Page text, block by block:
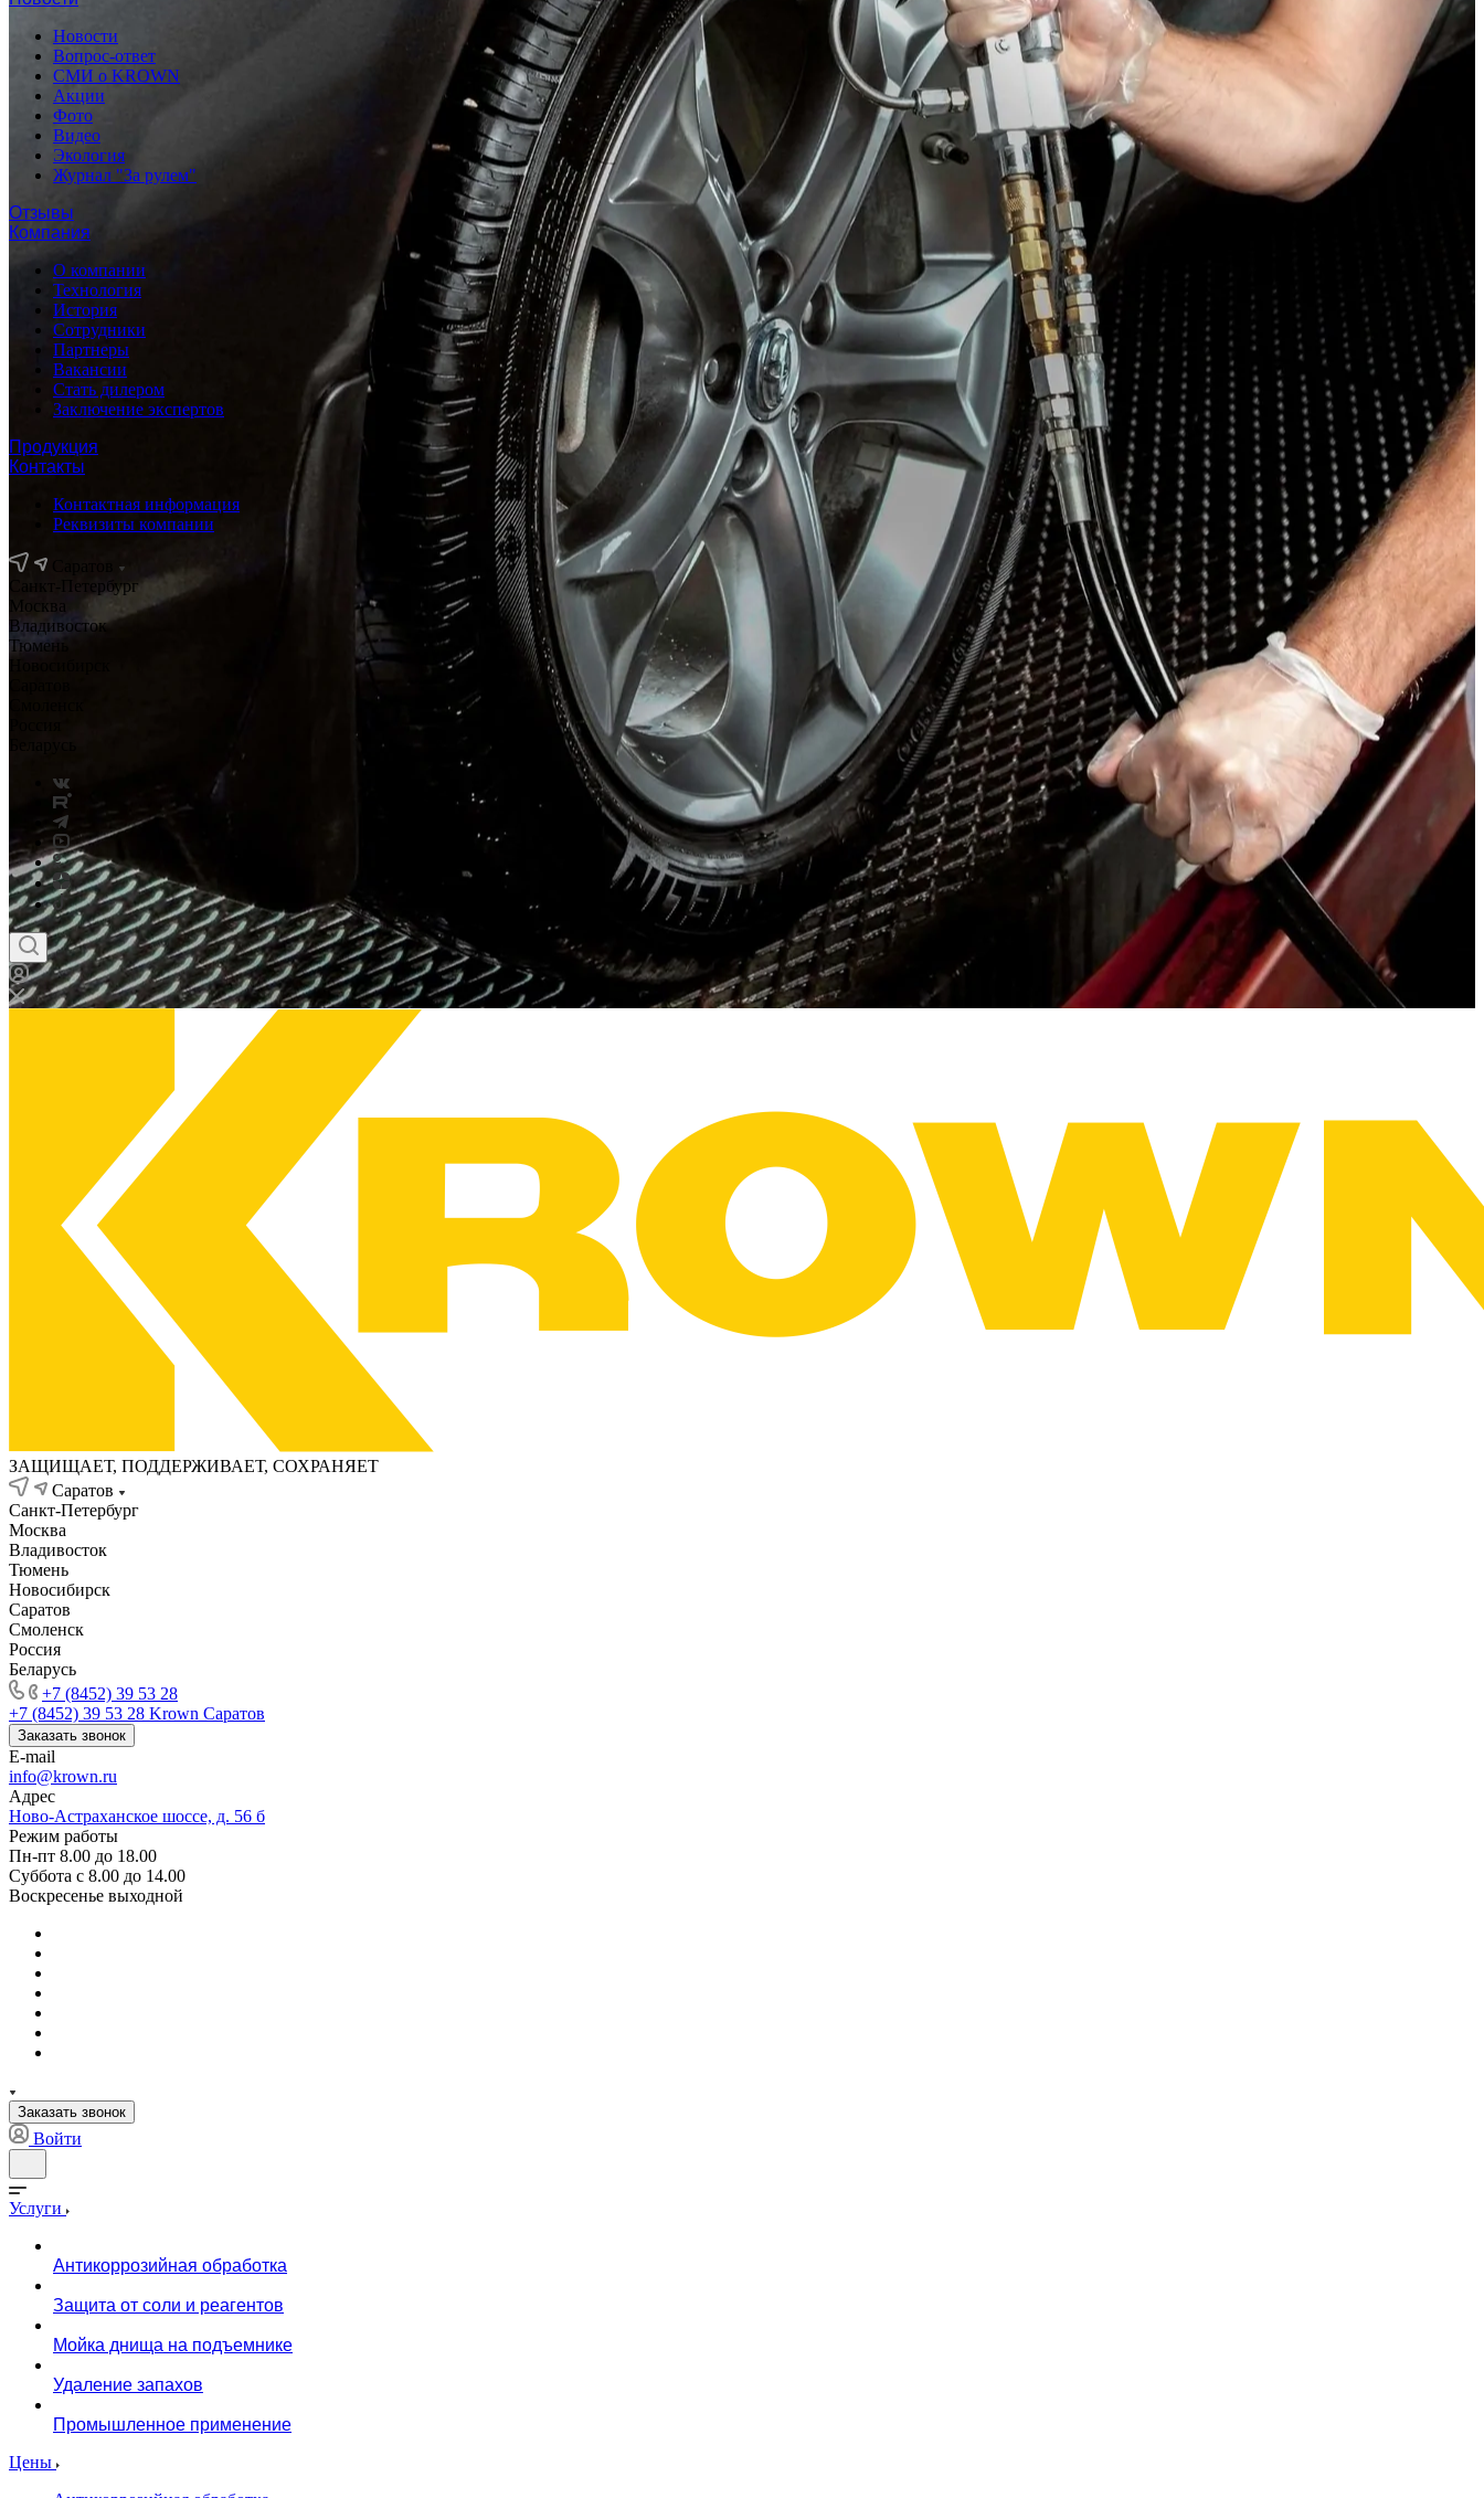
Новости
Вопрос-ответ
СМИ о KROWN
Акции
Фото
Видео
Экология
Журнал "За рулем"
Отзывы
Компания
О компании
Технология
История
Сотрудники
Партнеры
Вакансии
Стать дилером
Заключение экспертов
Продукция
Контакты
Контактная информация
Реквизиты компании
Санкт-Петербург
Москва
Владивосток
Тюмень
ЗАЩИЩАЕТ, ПОДДЕРЖИВАЕТ, СОХРАНЯЕТ
Саратов
Санкт-Петербург
Москва
Владивосток
Тюмень
Новосибирск
Саратов
Смоленск
Россия
Беларусь
+7 (8452) 39 53 28
+7 (8452) 39 53 28 Krown Саратов
Заказать звонок
E-mail
info@krown.ru
Адрес
Ново-Астраханское шоссе, д. 56 б
Режим работы
Пн-пт 8.00 до 18.00
Суббота с 8.00 до 14.00
Воскресенье выходной
Заказать звонок
Войти
Услуги
Антикоррозийная обработка
Защита от соли и реагентов
Мойка днища на подъемнике
Удаление запахов
Промышленное применение
Цены